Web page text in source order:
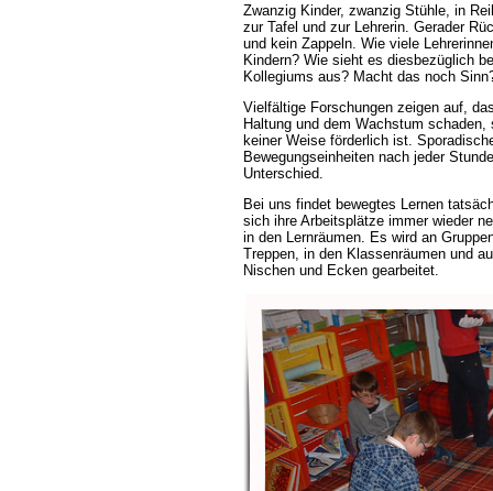
Zwanzig Kinder, zwanzig Stühle, in
zur Tafel und zur Lehrerin. Gerader
und kein Zappeln. Wie viele
Kindern? Wie sieht es diesbezüglich
Kollegiums aus? Macht das noch
Vielfältige Forschungen zeigen auf,
Haltung und dem Wachstum
keiner Weise förderlich ist.
Bewegungseinheiten nach jeder
Unterschied.
Bei uns findet bewegtes Lernen
sich ihre Arbeitsplätze immer wieder
in den Lernräumen. Es wird an
Treppen, in den Klassenräumen und
Nischen und Ecken gearbeitet.